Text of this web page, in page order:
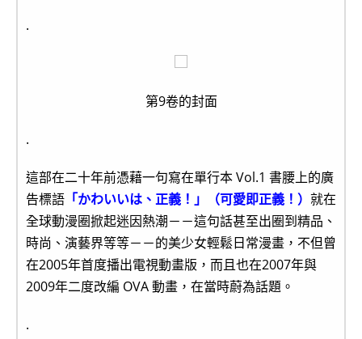
.
第9卷的封面
.
這部在二十年前憑藉一句寫在單行本 Vol.1 書腰上的廣
告標語 「かわいいは、正義！」（可愛即正義！） 就在
全球動漫圈掀起迷因熱潮－－這句話甚至出圈到精品、
時尚、演藝界等等－－的美少女輕鬆日常漫畫，不但曾
在2005年首度播出電視動畫版，而且也在2007年與
2009年二度改編 OVA 動畫，在當時蔚為話題。
.